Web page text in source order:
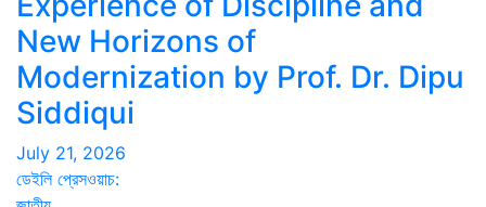
New Horizons of
Modernization by Prof. Dr. Dipu
Siddiqui
July 21, 2026
ডেইলি প্রেসওয়াচ: